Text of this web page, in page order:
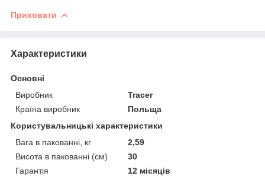
Приховати
Характеристики
Основні
Виробник
Tracer
Країна виробник
Польща
Користувальницькі характеристики
Вага в пакованні, кг
2,59
Висота в пакованні (см)
30
Гарантія
12 місяців